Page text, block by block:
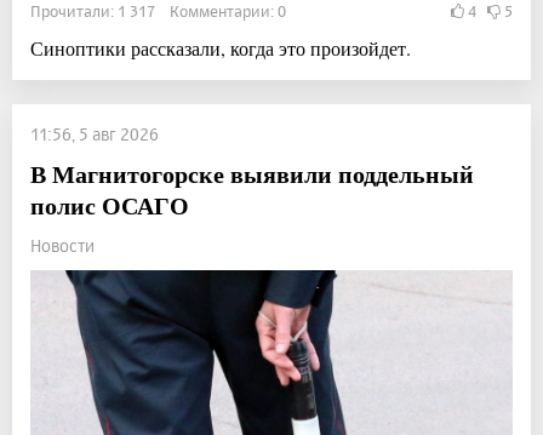
Прочитали: 1 317 Комментарии: 0 4 5
Синоптики рассказали, когда это произойдет.
11:56, 5 авг 2026
В Магнитогорске выявили поддельный
полис ОСАГО
Новости